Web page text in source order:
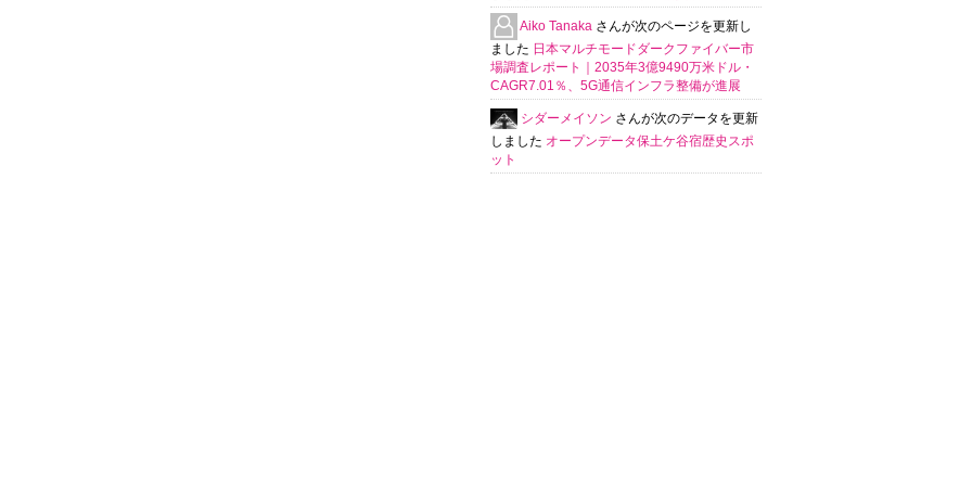
Aiko Tanaka さんが次のページを更新し
ました 日本マルチモードダークファイバー市
場調査レポート｜2035年3億9490万米ドル・
CAGR7.01％、5G通信インフラ整備が進展
シダーメイソン さんが次のデータを更新
しました オープンデータ保土ケ谷宿歴史スポ
ット